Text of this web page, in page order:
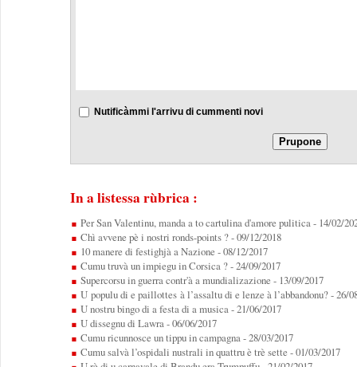
Nutificàmmi l'arrivu di cummenti novi
In a listessa rùbrica :
Per San Valentinu, manda a to cartulina d'amore pulitica- 14/02/
Chì avvene pè i nostri ronds-points ?- 09/12/2018
10 manere di festighjà a Nazione - 08/12/2017
Cumu truvà un impiegu in Corsica ?- 24/09/2017
Supercorsu in guerra contr'à a mundializazione - 13/09/2017
U populu di e paillottes à l’assaltu di e lenze à l’abbandonu?- 26/
U nostru bingo di a festa di a musica- 21/06/2017
U dissegnu di Lawra- 06/06/2017
Cumu ricunnosce un tippu in campagna- 28/03/2017
Cumu salvà l’ospidali nustrali in quattru è trè sette - 01/03/2017